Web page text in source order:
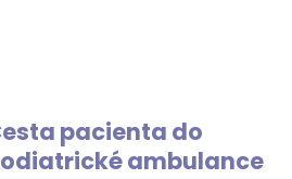
pacienta do
ambulance